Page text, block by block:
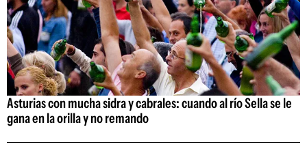
Asturias con mucha sidra y cabrales: cuando al río Sella se le
gana en la orilla y no remando